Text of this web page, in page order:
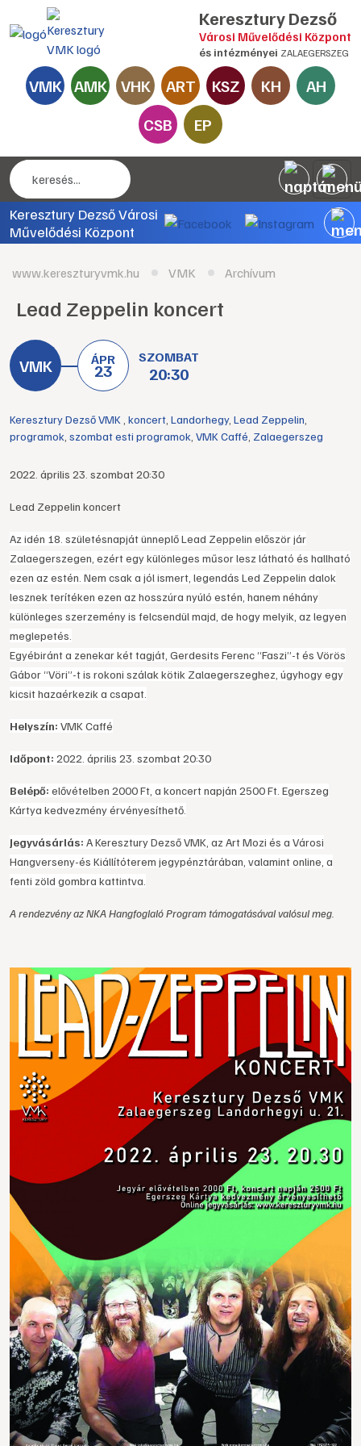
Keresztury Dezső
Városi Művelődési Központ
és intézményei ZALAEGERSZEG
VMK AMK VHK ART KSZ KH
AH
CSB
EP
Keresztury Dezső Városi
Művelődési Központ
www.kereszturyvmk.hu VMK Archívum
Lead Zeppelin koncert
ÁPR
23
SZOMBAT
20:30
Keresztury Dezső VMK koncert Landorhegy, Lead Zeppelin
programok szombat esti programok VMK Caffé Zalaegerszeg
2022. április 23. szombat 20:30
Lead Zeppelin koncert
Az idén 18. születésnapját ünneplő Lead Zeppelin először jár
Zalaegerszegen, ezért egy különleges műsor lesz látható és hallható
ezen az estén. Nem csak a jól ismert, legendás Led Zeppelin dalok
lesznek terítéken ezen az hosszúra nyúló estén, hanem néhány
különleges szerzemény is felcsendül majd, de hogy melyik, az legyen
meglepetés.
Egyébiránt a zenekar két tagját, Gerdesits Ferenc “Faszi”-t és Vörös
Gábor “Vöri”-t is rokoni szálak kötik Zalaegerszeghez, úgyhogy egy
kicsit hazaérkezik a csapat.
Helyszín: VMK Caffé
Időpont: 2022. április 23. szombat 20:30
Belépő: elővételben 2000 Ft, a koncert napján 2500 Ft. Egerszeg
Kártya kedvezmény érvényesíthető.
Jegyvásárlás: A Keresztury Dezső VMK, az Art Mozi és a Városi
Hangverseny-és Kiállítóterem jegypénztárában, valamint online, a
fenti zöld gombra kattintva.
A rendezvény az NKA Hangfoglaló Program támogatásával valósul meg.